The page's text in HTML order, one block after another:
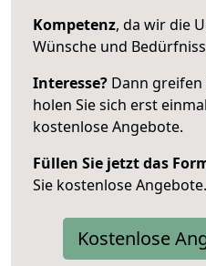
Kompetenz, da wir die
Wünsche und
Interesse? Dann greifen
holen Sie sich erst
kostenlose Angebote.
Füllen Sie jetzt das
Sie kostenlose Angebote.
Kostenlose